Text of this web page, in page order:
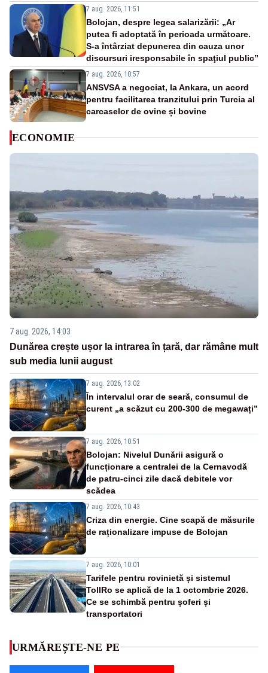
7 aug. 2026, 11:51
Bolojan, despre legea salarizării: „Ar
putea fi adoptată în perioada următoare.
S-a întârziat depunerea din cauza unor
discursuri iresponsabile în spaţiul public”
7 aug. 2026, 10:57
ANSVSA a negociat, la Ankara, un acord
pentru facilitarea tranzitului prin Turcia al
carcaselor de ovine și bovine
ECONOMIE
7 aug. 2026, 14:03
Dunărea crește ușor la intrarea în țară, dar rămâne mult
sub media lunii august
7 aug. 2026, 13:02
În intervalul orar de seară, consumul de
curent „a scăzut cu 200-300 de megawați”
7 aug. 2026, 10:51
Bolojan: Nivelul Dunării asigură o
funcționare a centralei de la Cernavodă
de patru-cinci zile dacă debitele vor
scădea
7 aug. 2026, 10:43
Criza din energie. Cine scapă de măsurile
de raționalizare impuse de Bolojan
7 aug. 2026, 10:01
Tarifele pentru rovinietă și sistemul
TollRo se aplică de la 1 octombrie 2026.
Ce se schimbă pentru șoferi și
transportatori
URMĂREȘTE-NE PE